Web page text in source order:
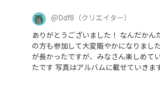
@Ddf8 （クリエイター）
ありがとうございました！ なんだかん
の方も参加して大変賑やかになりまし
が長かったですが、みなさん楽しめて
たです 写真はアルバムに載せていきま